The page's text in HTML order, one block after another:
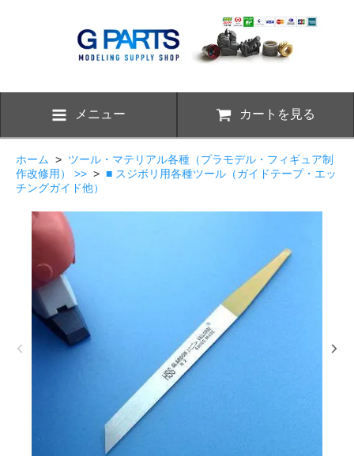
メニュー カートを見る
ホーム > ツール・マテリアル各種（プラモデル・フィギュア制
作改修用） >> > ■ スジボリ用各種ツール（ガイドテープ・エッ
チングガイド他）